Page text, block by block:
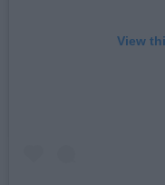
View